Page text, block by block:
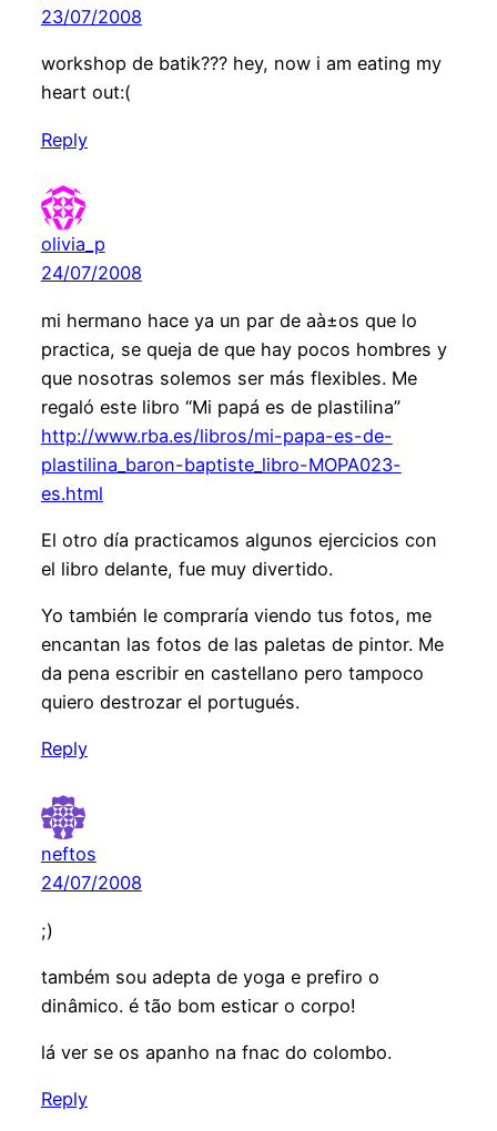
23/07/2008
workshop de batik??? hey, now i am eating my
heart out:(
Reply
olivia_p
24/07/2008
mi hermano hace ya un par de aà±os que lo
practica, se queja de que hay pocos hombres y
que nosotras solemos ser más flexibles. Me
regaló este libro “Mi papá es de plastilina”
http://www.rba.es/libros/mi-papa-es-de-
plastilina_baron-baptiste_libro-MOPA023-
es.html
El otro día practicamos algunos ejercicios con
el libro delante, fue muy divertido.
Yo también le compraría viendo tus fotos, me
encantan las fotos de las paletas de pintor. Me
da pena escribir en castellano pero tampoco
quiero destrozar el portugués.
Reply
neftos
24/07/2008
;)
também sou adepta de yoga e prefiro o
dinâmico. é tão bom esticar o corpo!
lá ver se os apanho na fnac do colombo.
Reply